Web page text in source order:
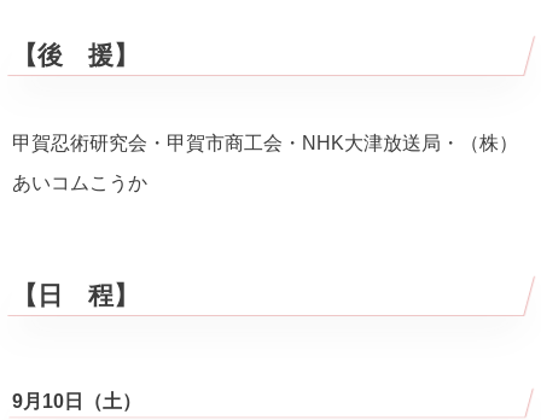
【後 援】
甲賀忍術研究会・甲賀市商工会・NHK大津放送局・（株）
あいコムこうか
【日 程】
9月10日（土）